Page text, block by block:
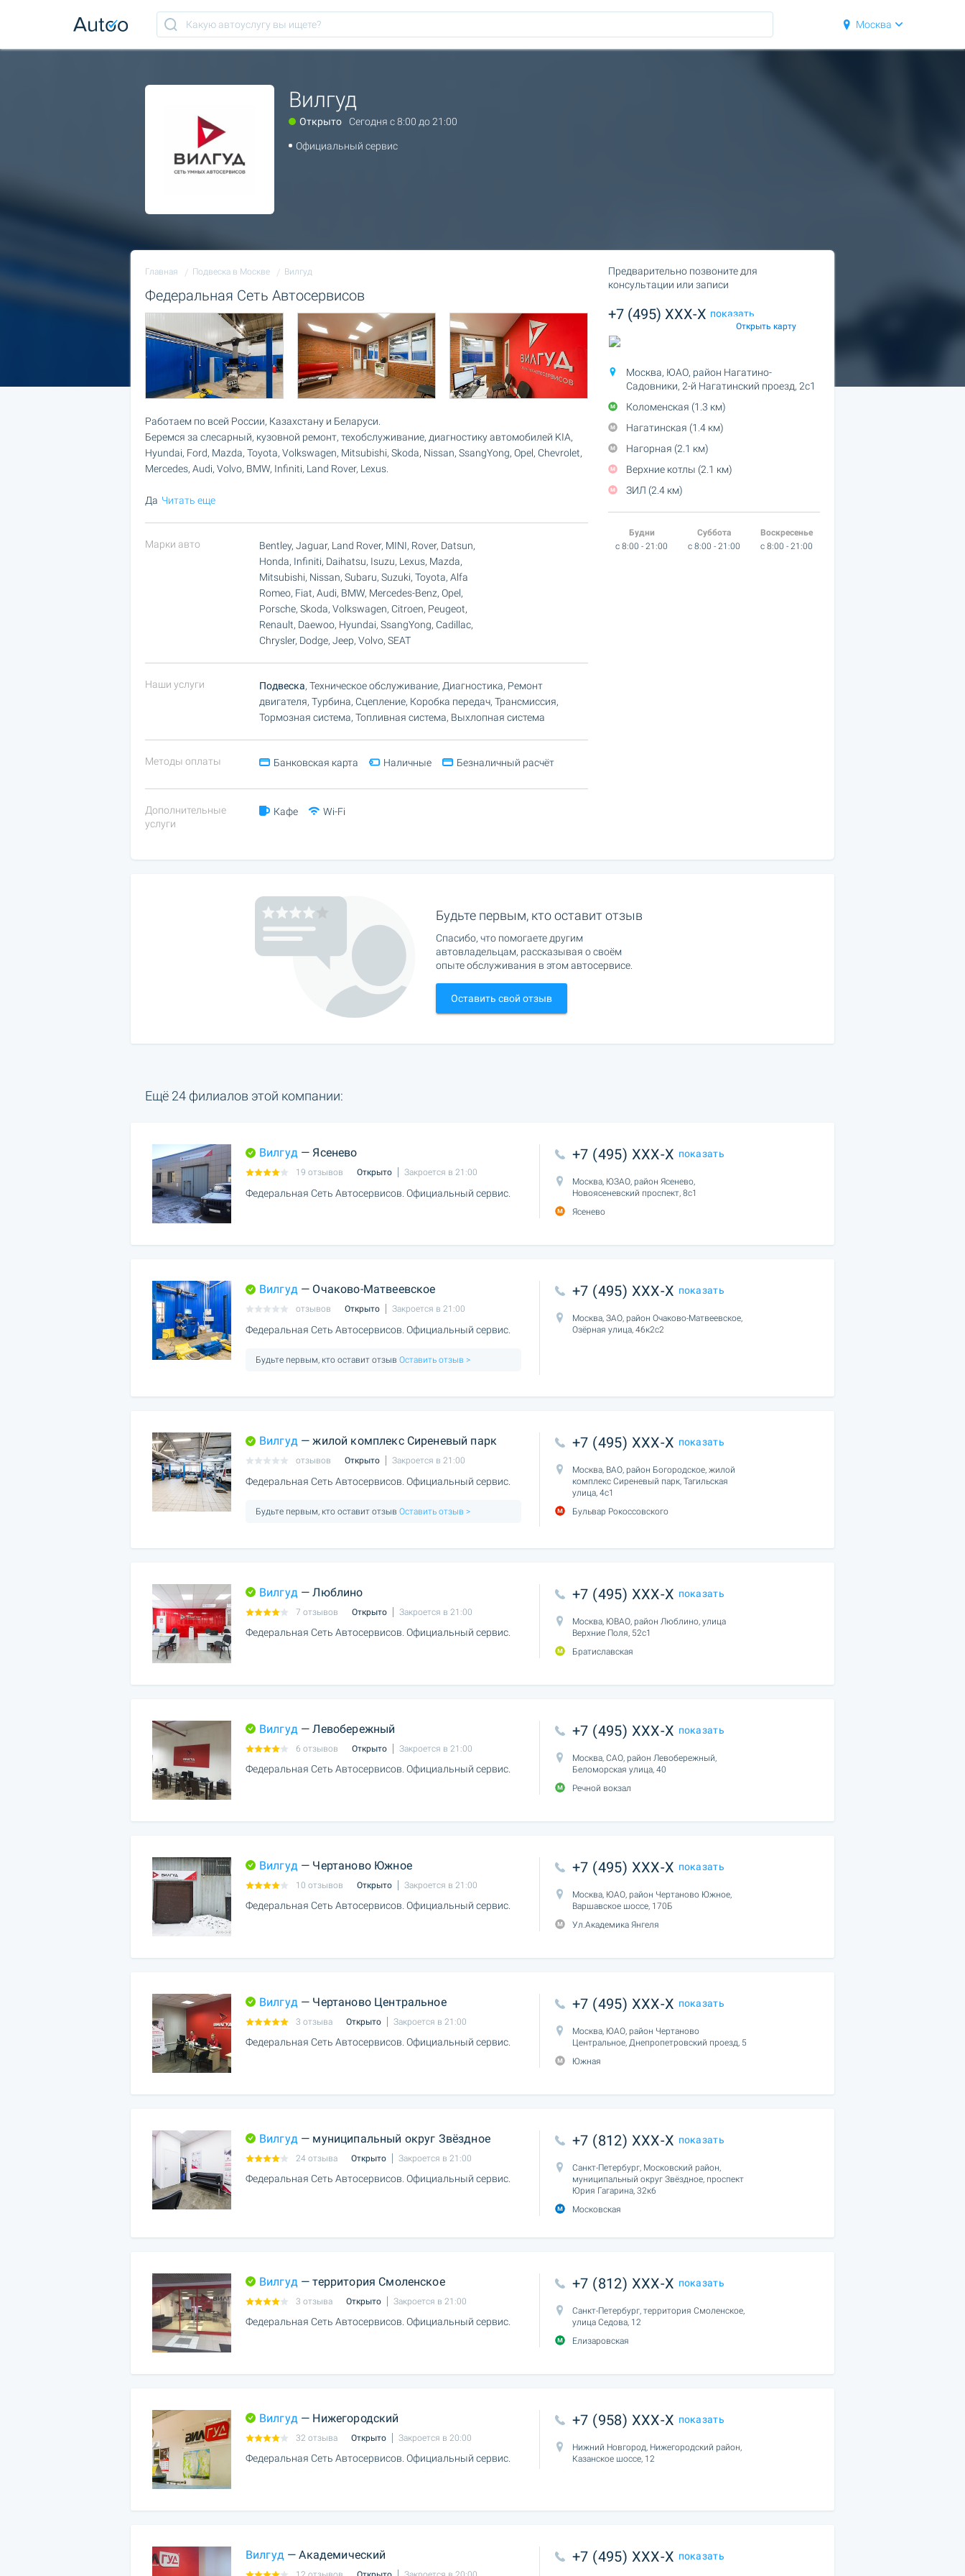
Москва
Вилгуд
Открыто Сегодня c 8:00 до 21:00
Официальный сервис
Предварительно позвоните для
консультации или записи
+7 (495) XXX-X показать
Открыть карту
Москва, ЮАО, район Нагатино-
Садовники,2-й Нагатинский проезд, 2с1
Коломенская (1.3 км)
Нагатинская (1.4 км)
Нагорная (2.1 км)
Верхние котлы (2.1 км)
ЗИЛ (2.4 км)
Будни
c 8:00 - 21:00
Суббота
c 8:00 - 21:00
Воскресенье
c 8:00 - 21:00
Главная Подвеска в Москве Вилгуд
Федеральная Сеть Автосервисов
Работаем по всей России, Казахстану и Беларуси.
Беремся за слесарный, кузовной ремонт, техобслуживание, диагностику автомобилей KIA,
Hyundai, Ford, Mazda, Toyota, Volkswagen, Mitsubishi, Skoda, Nissan, SsangYong, Opel, Chevrolet,
Mercedes, Audi, Volvo, BMW, Infiniti, Land Rover, Lexus.
Да Читать еще
Марки авто
Bentley, Jaguar, Land Rover, MINI, Rover, Datsun,
Honda, Infiniti, Daihatsu, Isuzu, Lexus, Mazda,
Mitsubishi, Nissan, Subaru, Suzuki, Toyota, Alfa
Romeo, Fiat, Audi, BMW, Mercedes-Benz, Opel,
Porsche, Skoda, Volkswagen, Citroen, Peugeot,
Renault, Daewoo, Hyundai, SsangYong, Cadillac,
Chrysler, Dodge, Jeep, Volvo, SEAT
Наши услуги Подвеска, Техническое обслуживание, Диагностика, Ремонт
двигателя, Турбина, Сцепление, Коробка передач, Трансмиссия,
Тормозная система, Топливная система, Выхлопная система
Методы оплаты Банковская карта Наличные Безналичный расчёт
Дополнительные
услуги
Кафе Wi-Fi
Будьте первым, кто оставит отзыв
Спасибо, что помогаете другим
автовладельцам, рассказывая о своём
опыте обслуживания в этом автосервисе.
Оставить свой отзыв
Ещё 24 филиалов этой компании:
Вилгуд — Ясенево
19 отзывов Открыто Закроется в 21:00
Федеральная Сеть Автосервисов. Официальный сервис.
+7 (495) XXX-X показать
Москва, ЮЗАО, район Ясенево,
Новоясеневский проспект, 8с1
Ясенево
Вилгуд — Очаково-Матвеевское
отзывов Открыто Закроется в 21:00
Федеральная Сеть Автосервисов. Официальный сервис.
Будьте первым, кто оставит отзыв Оставить отзыв >
+7 (495) XXX-X показать
Москва, ЗАО, район Очаково-Матвеевское,
Озёрная улица, 46к2с2
Вилгуд — жилой комплекс Сиреневый парк
отзывов Открыто Закроется в 21:00
Федеральная Сеть Автосервисов. Официальный сервис.
Будьте первым, кто оставит отзыв Оставить отзыв >
+7 (495) XXX-X показать
Москва, ВАО, район Богородское, жилой
комплекс Сиреневый парк, Тагильская
улица, 4с1
Бульвар Рокоссовского
Вилгуд — Люблино
7 отзывов Открыто Закроется в 21:00
Федеральная Сеть Автосервисов. Официальный сервис.
+7 (495) XXX-X показать
Москва, ЮВАО, район Люблино, улица
Верхние Поля, 52с1
Братиславская
Вилгуд — Левобережный
6 отзывов Открыто Закроется в 21:00
Федеральная Сеть Автосервисов. Официальный сервис.
+7 (495) XXX-X показать
Москва, САО, район Левобережный,
Беломорская улица, 40
Речной вокзал
Вилгуд — Чертаново Южное
10 отзывов Открыто Закроется в 21:00
Федеральная Сеть Автосервисов. Официальный сервис.
+7 (495) XXX-X показать
Москва, ЮАО, район Чертаново Южное,
Варшавское шоссе, 170Б
Ул.Академика Янгеля
Вилгуд — Чертаново Центральное
3 отзыва Открыто Закроется в 21:00
Федеральная Сеть Автосервисов. Официальный сервис.
+7 (495) XXX-X показать
Москва, ЮАО, район Чертаново
Центральное, Днепропетровский проезд, 5
Южная
Вилгуд — муниципальный округ Звёздное
24 отзыва Открыто Закроется в 21:00
Федеральная Сеть Автосервисов. Официальный сервис.
+7 (812) XXX-X показать
Санкт-Петербург, Московский район,
муниципальный округ Звёздное, проспект
Юрия Гагарина, 32к6
Московская
Вилгуд — территория Смоленское
3 отзыва Открыто Закроется в 21:00
Федеральная Сеть Автосервисов. Официальный сервис.
+7 (812) XXX-X показать
Санкт-Петербург, территория Смоленское,
улица Седова, 12
Елизаровская
Вилгуд — Нижегородский
32 отзыва Открыто Закроется в 20:00
Федеральная Сеть Автосервисов. Официальный сервис.
+7 (958) XXX-X показать
Нижний Новгород, Нижегородский район,
Казанское шоссе, 12
Вилгуд — Академический +7 (495) XXX-X показать